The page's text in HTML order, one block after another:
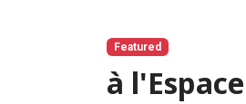
Featured
à